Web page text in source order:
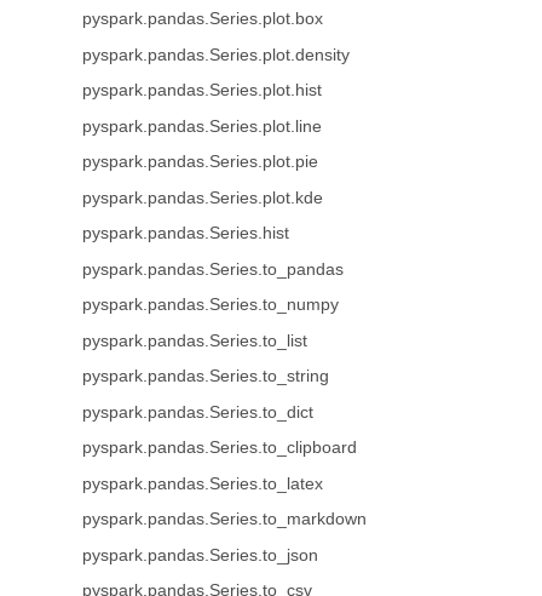
pyspark.pandas.Series.plot.box
pyspark.pandas.Series.plot.density
pyspark.pandas.Series.plot.hist
pyspark.pandas.Series.plot.line
pyspark.pandas.Series.plot.pie
pyspark.pandas.Series.plot.kde
pyspark.pandas.Series.hist
pyspark.pandas.Series.to_pandas
pyspark.pandas.Series.to_numpy
pyspark.pandas.Series.to_list
pyspark.pandas.Series.to_string
pyspark.pandas.Series.to_dict
pyspark.pandas.Series.to_clipboard
pyspark.pandas.Series.to_latex
pyspark.pandas.Series.to_markdown
pyspark.pandas.Series.to_json
pyspark.pandas.Series.to_csv